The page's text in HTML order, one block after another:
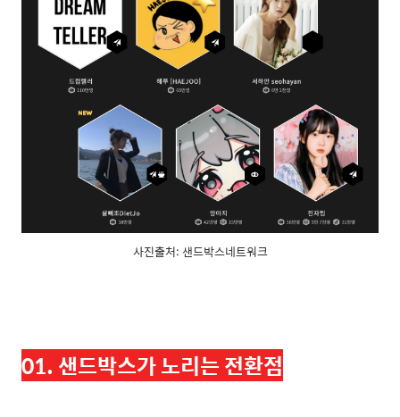
사진출처: 샌드박스네트워크
01. 샌드박스가 노리는 전환점